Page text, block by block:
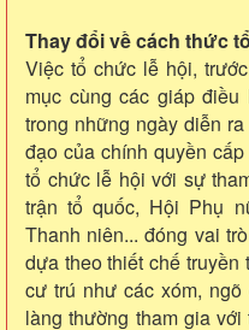
Thay đổi về cách thức
Việc tổ chức lễ hội,
mục cùng các giáp
trong những ngày diễn
đạo của chính quyền
tổ chức lễ hội với sự
trận tổ quốc, Hội Phụ
Thanh niên... đóng vai
dựa theo thiết chế
cư trú như các xóm,
làng thường tham gia